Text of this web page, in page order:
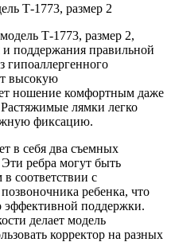
Т-1773, размер 2
Т-1773, размер 2,
поддержания правильной
гипоаллергенного
высокую
ношение комфортным даже
лямки легко
фиксацию.
в себя два съемных
ребра могут быть
соответствии с
ребенка, что
эффективной поддержки.
делает модель
корректор на разных